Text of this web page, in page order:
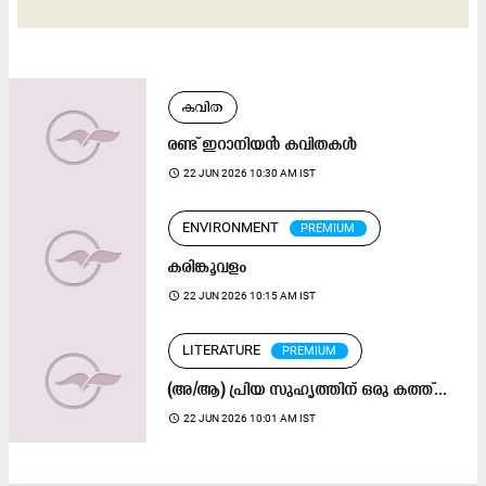
കവിത
രണ്ട് ഇറാനിയൻ കവിതകൾ
access_time 22 JUN 2026 10:30 AM IST
ENVIRONMENT PREMIUM
കരിങ്കൂവളം
access_time 22 JUN 2026 10:15 AM IST
LITERATURE PREMIUM
(അ/ആ) പ്രിയ സുഹൃത്തിന് ഒരു കത്ത്...
access_time 22 JUN 2026 10:01 AM IST